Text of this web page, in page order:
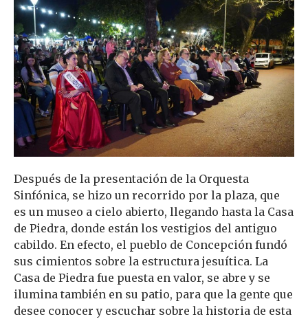
Después de la presentación de la Orquesta
Sinfónica, se hizo un recorrido por la plaza, que
es un museo a cielo abierto, llegando hasta la Casa
de Piedra, donde están los vestigios del antiguo
cabildo. En efecto, el pueblo de Concepción fundó
sus cimientos sobre la estructura jesuítica. La
Casa de Piedra fue puesta en valor, se abre y se
ilumina también en su patio, para que la gente que
desee conocer y escuchar sobre la historia de esta